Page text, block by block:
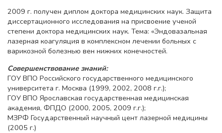
2009 г. получен диплом доктора медицинских наук. Защита
диссертационного исследования на присвоение ученой
степени доктора медицинских наук. Тема: «Эндовазальная
лазерная коагуляция в комплексном лечении больных с
варикозной болезнью вен нижних конечностей.
Совершенствование знаний:
ГОУ ВПО Российского государственного медицинского
университета г. Москва (1999, 2002, 2008 г.г.);
ГОУ ВПО Ярославская государственная медицинская
академия, ФПДО (2000, 2005, 2009 г.г.);
МЗРФ Государственный научный цент лазерной медицины
(2005 г.)